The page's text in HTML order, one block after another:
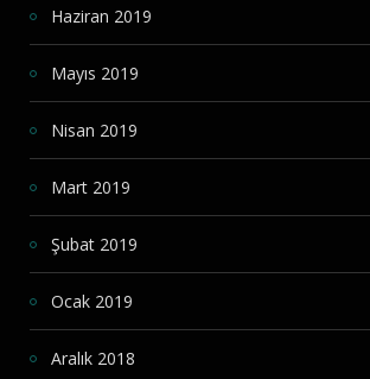
Haziran 2019
Mayıs 2019
Nisan 2019
Mart 2019
Şubat 2019
Ocak 2019
Aralık 2018